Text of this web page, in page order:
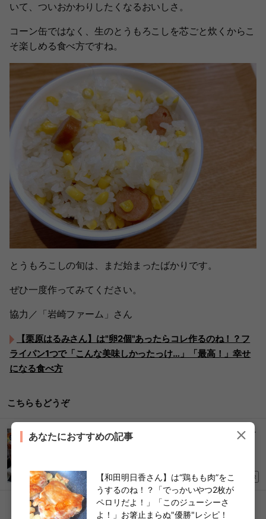
いて、ついおかわりしたくなるおいしさ。
コーン缶ではなく、生のとうもろこしを芯ごと炊くからこ
そ楽しめる食べ方ですね。
とうもろこしの旬は、まだ始まったばかりです。
ぜひ一度作ってみてください。
協力／「岩崎ファーム」さん
【栗原はるみさん】は"卵2個"あったらコレ作るのね！？フ
ライパン1つで「こんな美味しかったっけ…」「最高！」幸せ
になる食べ方
こちらもどうぞ
コストコマニアが実践！【大人気ミニサイズのチ
ーズ】“10分で完成”絶品アレンジ「棚からなくな
2026/05/19 PR
あなたにおすすめの記事
【和田明日香さん】は“鶏もも肉”をこ
うするのね！？「でっかいやつ2枚が
ペロリだよ！」「このジューシーさ
よ！」お箸止まらぬ"優勝"レシピ！